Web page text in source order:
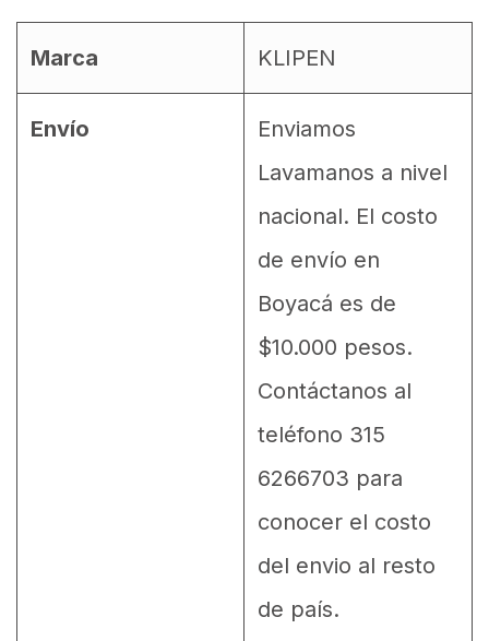
Marca KLIPEN
Envío
Enviamos
Lavamanos a nivel
nacional. El costo
de envío en
Boyacá es de
$10.000 pesos.
Contáctanos al
teléfono 315
6266703 para
conocer el costo
del envio al resto
de país.